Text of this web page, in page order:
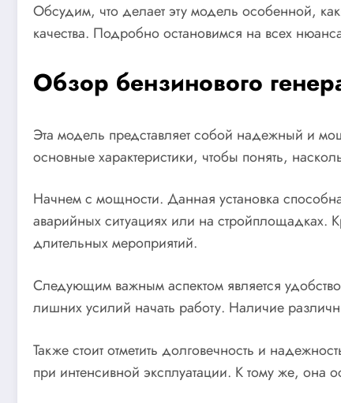
Обсудим, что делает эту модель особенной,
качества. Подробно остановимся на всех
Обзор бензинового
Эта модель представляет собой надежный и
основные характеристики, чтобы понять,
Начнем с мощности. Данная установка
аварийных ситуациях или на стройплощадках.
длительных мероприятий.
Следующим важным аспектом является
лишних усилий начать работу. Наличие
Также стоит отметить долговечность и
при интенсивной эксплуатации. К тому же, она